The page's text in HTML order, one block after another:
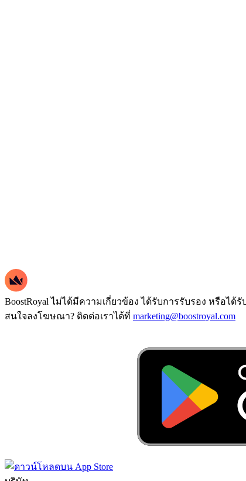
BoostRoyal ไม่ได้มีความเกี่ยวข้อง ได้รับการรับรอง หรือไ
สนใจลงโฆษณา? ติดต่อเราได้ที่ marketing@boostroyal.com